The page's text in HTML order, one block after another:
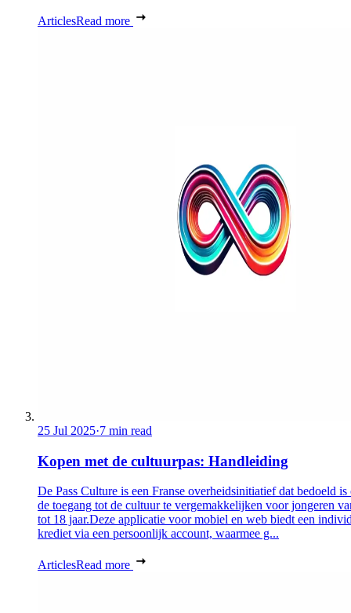
ArticlesRead more
25 Jul 2025·7 min read
Kopen met de cultuurpas: Handleiding
De Pass Culture is een Franse overheidsinitiatief dat bedoeld is
de toegang tot de cultuur te vergemakkelijken voor jongeren
tot 18 jaar.Deze applicatie voor mobiel en web biedt een
krediet via een persoonlijk account, waarmee g...
ArticlesRead more